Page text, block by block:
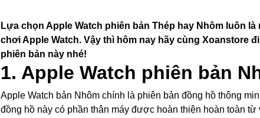
Lựa chọn Apple Watch phiên bản Thép hay Nhôm luôn
chơi Apple Watch. Vậy thì hôm nay hãy cùng Xoanstore
phiên bản này nhé!
1. Apple Watch phiên bản
Apple Watch bản Nhôm chính là phiên bản đồng hồ thông
đồng hồ này có phần thân máy được hoàn thiện hoàn toàn